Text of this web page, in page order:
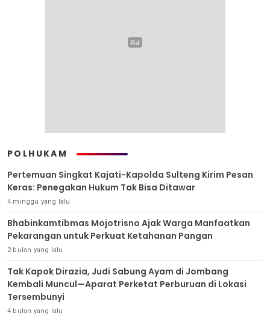
POLHUKAM
Pertemuan Singkat Kajati-Kapolda Sulteng Kirim Pesan
Keras: Penegakan Hukum Tak Bisa Ditawar
4 minggu yang lalu
Bhabinkamtibmas Mojotrisno Ajak Warga Manfaatkan
Pekarangan untuk Perkuat Ketahanan Pangan
2 bulan yang lalu
Tak Kapok Dirazia, Judi Sabung Ayam di Jombang
Kembali Muncul—Aparat Perketat Perburuan di Lokasi
Tersembunyi
4 bulan yang lalu